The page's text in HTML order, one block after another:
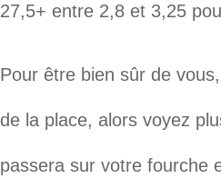
27,5+ entre 2,8 et 3,25
Pour être bien sûr de
de la place, alors voyez
passera sur votre fourche